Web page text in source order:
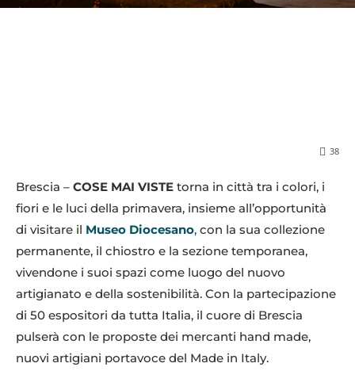
38
Brescia – COSE MAI VISTE torna in città tra i colori, i
fiori e le luci della primavera, insieme all’opportunità
di visitare il Museo Diocesano, con la sua collezione
permanente, il chiostro e la sezione temporanea,
vivendone i suoi spazi come luogo del nuovo
artigianato e della sostenibilità. Con la partecipazione
di 50 espositori da tutta Italia, il cuore di Brescia
pulserà con le proposte dei mercanti hand made,
nuovi artigiani portavoce del Made in Italy.